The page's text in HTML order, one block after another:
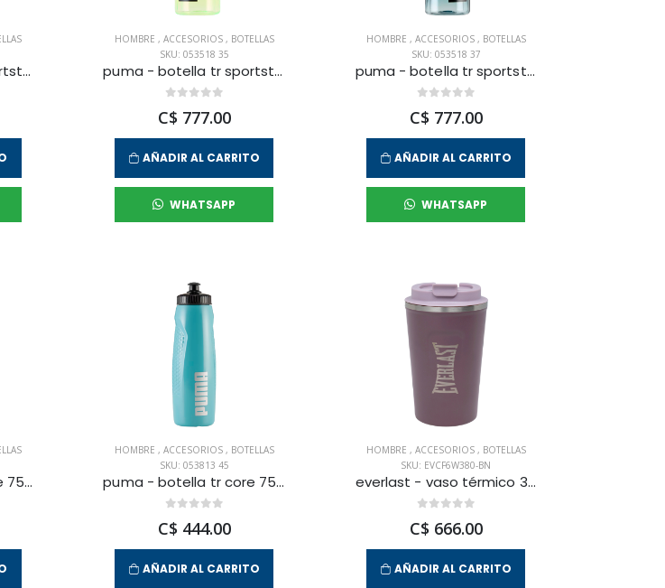
puma - botella tr sportstyle 1000 ml para hombre
HOMBRE , ACCESORIOS , BOTELLAS
SKU: 053518 35
puma - botella tr sportstyle 600 ml para hombre
C$ 777.00
AÑADIR AL CARRITO
WHATSAPP
HOMBRE , ACCESORIOS , BOTELLAS
SKU: 053518 37
puma - botella tr sportstyle 600 ml para hombre
C$ 777.00
AÑADIR AL CARRITO
WHATSAPP
puma - botella tr core 750 ml para hombre
HOMBRE , ACCESORIOS , BOTELLAS
SKU: 053813 45
puma - botella tr core 750 ml para hombre
C$ 444.00
AÑADIR AL CARRITO
HOMBRE , ACCESORIOS , BOTELLAS
SKU: EVCF6W380-BN
everlast - vaso térmico 380 ml para hombre
C$ 666.00
AÑADIR AL CARRITO